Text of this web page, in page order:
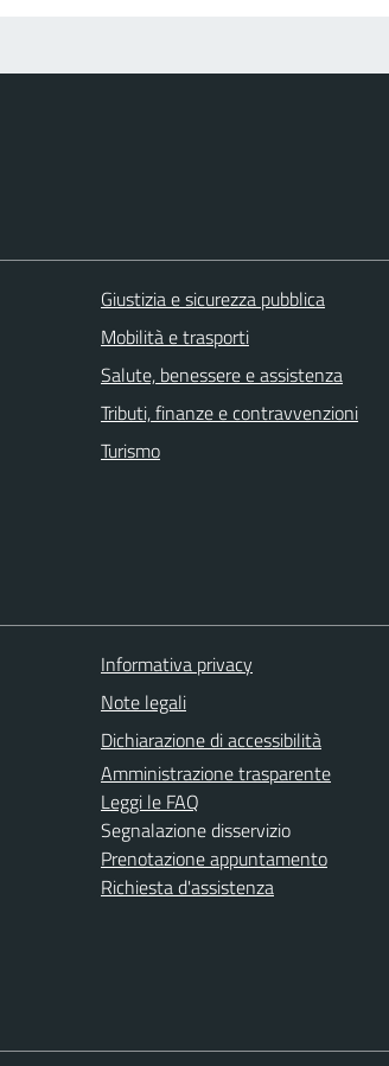
Giustizia e sicurezza pubblica
Mobilità e trasporti
Salute, benessere e assistenza
Tributi, finanze e contravvenzioni
Turismo
Informativa privacy
Note legali
Dichiarazione di accessibilità
Amministrazione trasparente
Leggi le FAQ
Segnalazione disservizio
Prenotazione appuntamento
Richiesta d'assistenza